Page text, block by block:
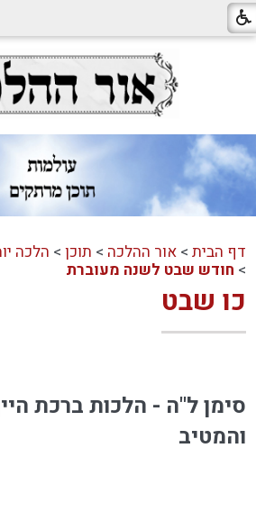
דף הבית >אור ההלכה > תוכן > הלכה
> חודש שבט לשנה מעוברת
כו שבט
סימן ל"ה - הלכות ברכת
והמטיב